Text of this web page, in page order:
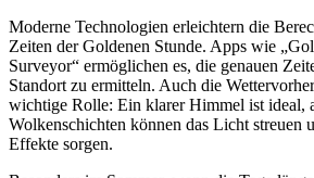
Moderne Technologien erleichtern die
Zeiten der Goldenen Stunde. Apps wie
Surveyor“ ermöglichen es, die genauen
Standort zu ermitteln. Auch die
wichtige Rolle: Ein klarer Himmel ist ideal,
Wolkenschichten können das Licht streuen
Effekte sorgen.